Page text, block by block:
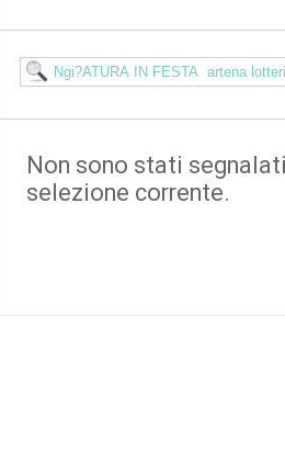
Non sono stati
selezione corrente.